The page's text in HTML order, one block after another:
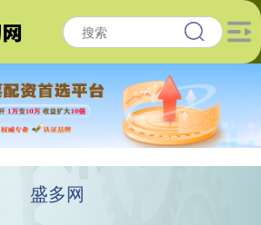
盛多网